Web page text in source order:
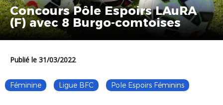
Concours Pôle Espoirs LAuRA
(F) avec 8 Burgo-comtoises
Publié le 31/03/2022
Féminine Ligue BFC Pole Espoirs Féminins